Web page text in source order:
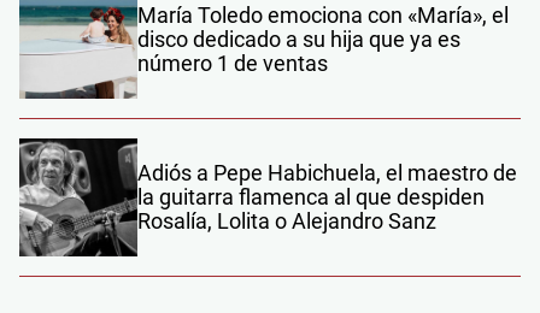
María Toledo emociona con «María», el
disco dedicado a su hija que ya es
número 1 de ventas
Adiós a Pepe Habichuela, el maestro de
la guitarra flamenca al que despiden
Rosalía, Lolita o Alejandro Sanz